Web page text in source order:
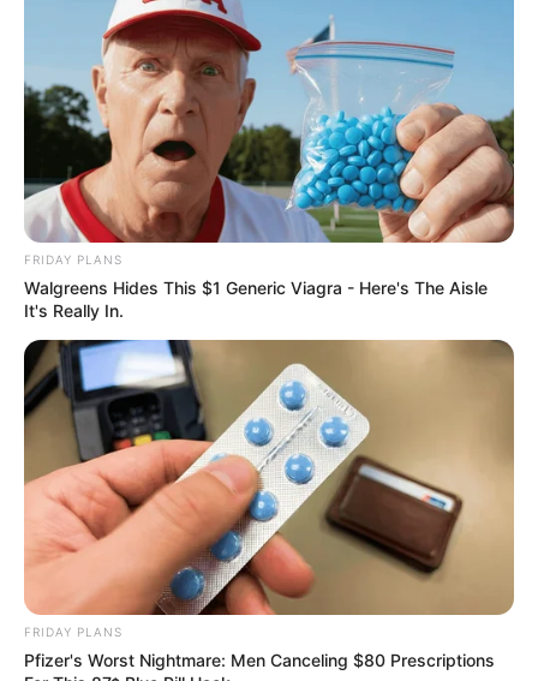
5 HAPPY MARANCOURT
6 HEROINE DE GUERRE
12 HAITIAN FIGHT SONG
11 HISTOIRE MODERNE
8 GRAHIKA
13 GIANINA BELLA
FRIDAY PLANS
Walgreens Hides This $1 Generic Viagra - Here's The Aisle
It's Really In.
FRIDAY PLANS
Pfizer's Worst Nightmare: Men Canceling $80 Prescriptions